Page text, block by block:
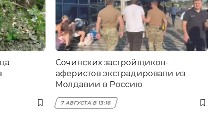
Сочинских застройщиков-
аферистов экстрадировали из
Молдавии в Россию
7 АВГУСТА В 13:16